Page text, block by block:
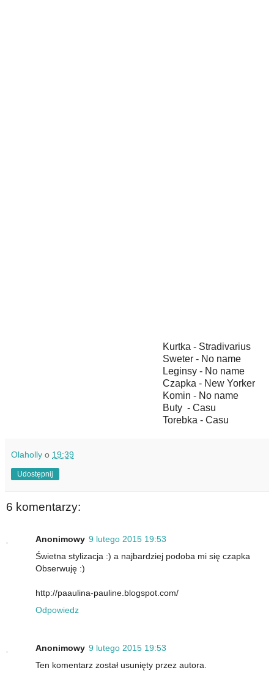
Kurtka - Stradivarius
Sweter - No name
Leginsy - No name
Czapka - New Yorker
Komin - No name
Buty - Casu
Torebka - Casu
Olaholly o 19:39
Udostępnij
6 komentarzy:
Anonimowy 9 lutego 2015 19:53
Świetna stylizacja :) a najbardziej podoba mi się czapka
Obserwuję :)
http://paaulina-pauline.blogspot.com/
Odpowiedz
Anonimowy 9 lutego 2015 19:53
Ten komentarz został usunięty przez autora.